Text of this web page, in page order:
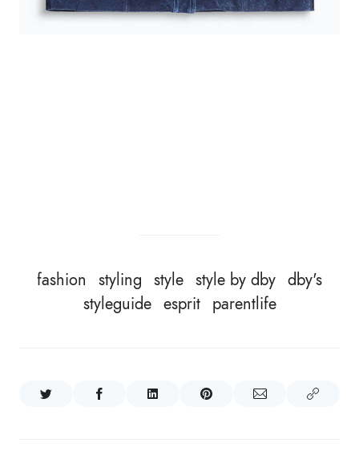
fashion styling style style by dby dby's
styleguide esprit parentlife